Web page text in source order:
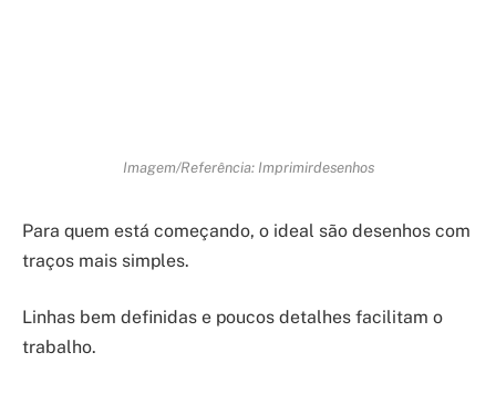
Imagem/Referência: Imprimirdesenhos
Para quem está começando, o ideal são desenhos com
traços mais simples.
Linhas bem definidas e poucos detalhes facilitam o
trabalho.